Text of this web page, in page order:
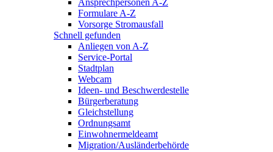
Ansprechpersonen A-Z
Formulare A-Z
Vorsorge Stromausfall
Schnell gefunden
Anliegen von A-Z
Service-Portal
Stadtplan
Webcam
Ideen- und Beschwerdestelle
Bürgerberatung
Gleichstellung
Ordnungsamt
Einwohnermeldeamt
Migration/Ausländerbehörde